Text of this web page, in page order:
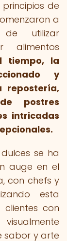
de
a
de utilizar
alimentos
tiempo, la
y
repostería,
postres
intricadas
se ha
auge en el
con chefs y
esta
con
sabor y arte